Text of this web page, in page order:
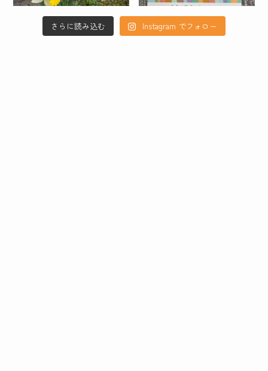
さらに読み込む Instagram でフォロー